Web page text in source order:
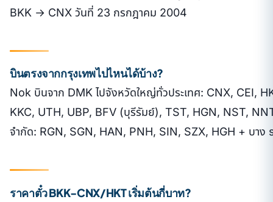
BKK → CNX วันที่ 23 กรกฎาคม 2004
บินตรงจากกรุงเทพไปไหนได้บ้าง?
Nok บินจาก DMK ไปจังหวัดใหญ่ทั่วประเทศ: CNX, CEI,
KKC, UTH, UBP, BFV (บุรีรัมย์), TST, HGN, NST,
จำกัด: RGN, SGN, HAN, PNH, SIN, SZX, HGH + บา
ราคาตั๋ว BKK-CNX/HKT เริ่มต้นกี่บาท?